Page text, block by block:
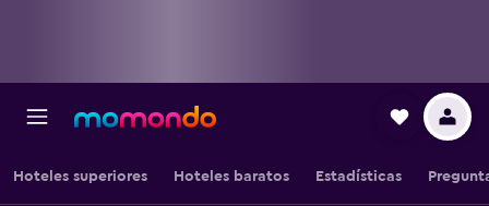
Hoteles superiores Hoteles baratos Estadísticas